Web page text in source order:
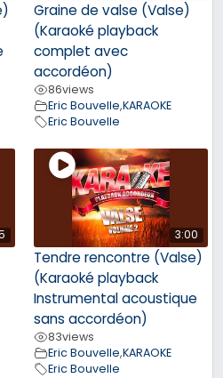
Graine de valse (Valse)
(Karaoké playback
complet avec
accordéon)
86views
Eric Bouvelle,KARAOKE
Eric Bouvelle
3:00
Tendre rencontre (Valse)
(Karaoké playback
Instrumental acoustique
sans accordéon)
83views
Eric Bouvelle,KARAOKE
Eric Bouvelle